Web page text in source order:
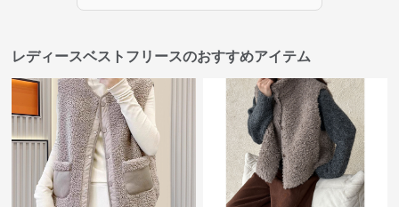
レディースベストフリースのおすすめアイテム